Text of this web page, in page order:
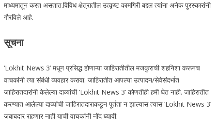
माध्यमातून करत असतात.विविध क्षेत्रातील उत्कृष्ट कामगिरी बद्दल त्यांना अनेक पुरस्कारांनी
गौरविले आहे.
सूचना
‘Lokhit News 3’ मधून प्रसिद्ध होणाऱ्या जाहिरातीतील मजकुराची शहनिशा करूनच
वाचकांनी त्या संबंधी व्यवहार करावा. जाहिरातीत आपल्या उत्पादन/सेवेसंदर्भात
जाहिरातदारांनी केलेल्या दाव्यांची ‘Lokhit News 3’ कोणतीही हमी घेत नाही. जाहिरातीत
करण्यात आलेल्या दाव्यांची जाहिरातदाराकडून पूर्तता न झाल्यास त्यास ‘Lokhit News 3’
जबाबदार राहणार नाही याची वाचकांनी नोंद घ्यावी.